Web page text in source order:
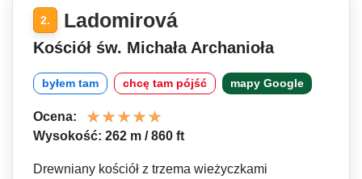
2. Ladomirová
Kościół św. Michała Archanioła
byłem tam chcę tam pójść mapy Google
Ocena:
Wysokość: 262 m / 860 ft
Drewniany kościół z trzema wieżyczkami